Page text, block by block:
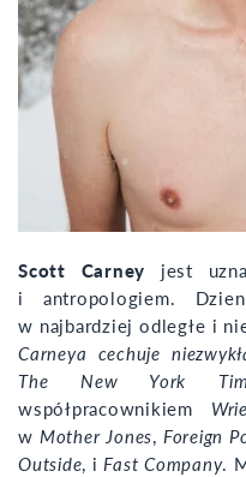
Scott Carney jest
i antropologiem.
w najbardziej odległe i
Carneya cechuje
The New York
współpracownikiem
w Mother Jones, Foreign
Outside, i Fast Company.